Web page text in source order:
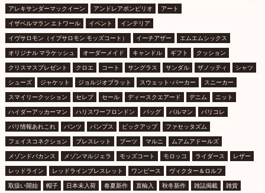
アレキサンダーマックイーン アンドレアポンピリオ アート
イザベルマラン エトワール イベント インテリア
イヴサロモン（イブサロモン モッズコート） イーチアザー エムエムシックス
オリジナル マラケッシュ オーダーメイド キャンドル ギフト クッション
クリスマスプレゼント クロエ コート サングラス サンダル ザノッティ シャツ
シューズ ジャケット ジョルジオブラット スウェット･パーカー スニーカー
スマイリークッション セレブ セール ディースクエアード デニム ニット
ハイダーアッカーマン ハリスワーフロンドン バッグ バルマン パリコレ
パリ情報あれこれ パンツ パンプス ピックアップ ファセッタズム
フェイスコネクション ブレスレット ブーツ マルニ ムアムアドールズ
メゾンドバカンス メゾンマルジェラ モッズコート モロッコ ライダース レザー
レッドライン レッドラインブレスレット ワンピース ヴィクター＆ロルフ
取扱い開始 帽子 日本未入荷 春夏新作 直輸入 秋冬新作 雑誌掲載 雑貨